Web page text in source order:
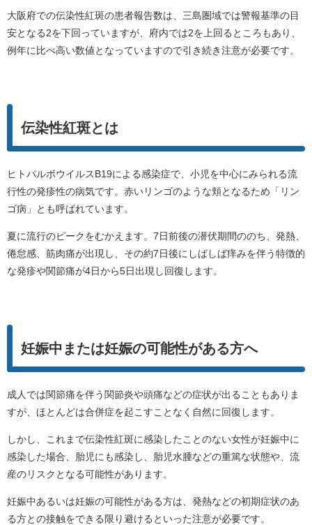
大阪府での伝染性紅斑の患者報告数は、三島圏域では警報基準の目
安となる2を下回っていますが、府内では2を上回るところもあり、
例年に比べ高い数値となっていますので引き続き注意が必要です。
伝染性紅斑とは
ヒトパルボウイルスB19による感染症で、小児を中心にみられる流
行性の発疹性の病気です。赤いリンゴのような頬となるため「リン
ゴ病」とも呼ばれています。
夏に流行のピークをむかえます。7日前後の潜伏期間ののち、発熱、
倦怠感、筋肉痛が出現し、その約7日後にしばしば痒みを伴う特徴的
な発疹や関節痛が4日から5日出現し回復します。
妊娠中または妊娠の可能性がある方へ
成人では関節痛を伴う関節炎や頭痛などの症状が出ることもありま
すが、ほとんどは合併症を起こすことなく自然に回復します。
しかし、これまで伝染性紅斑に感染したことのない女性が妊娠中に
感染した場合、胎児にも感染し、胎児水腫などの重篤な状態や、流
産のリスクとなる可能性があります。
妊娠中あるいは妊娠の可能性がある方は、発熱などの初期症状のあ
る方との接触をできる限り避けるといった注意が必要です。